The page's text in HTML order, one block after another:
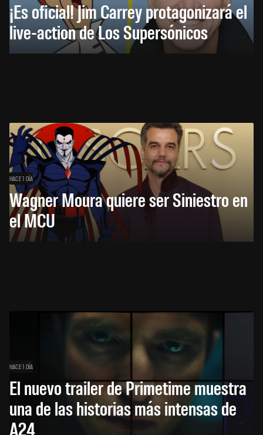
¡Es oficial! Jim Carrey protagonizará el
live-action de Los Supersónicos
HACE 1 DÍA
Wagner Moura quiere ser Siniestro en
el MCU
HACE 1 DÍA
El nuevo trailer de Primetime muestra
una de las historias más intensas de
A24